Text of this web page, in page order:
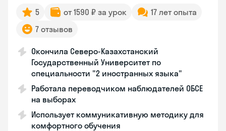
5 от 1590 ₽ за урок
17 лет опыта
7 отзывов
Окончила Северо-Казахстанский
Государственный Университет по
специальности "2 иностранных языка"
Работала переводчиком наблюдателей ОБСЕ
на выборах
Использует коммуникативную методику для
комфортного обучения